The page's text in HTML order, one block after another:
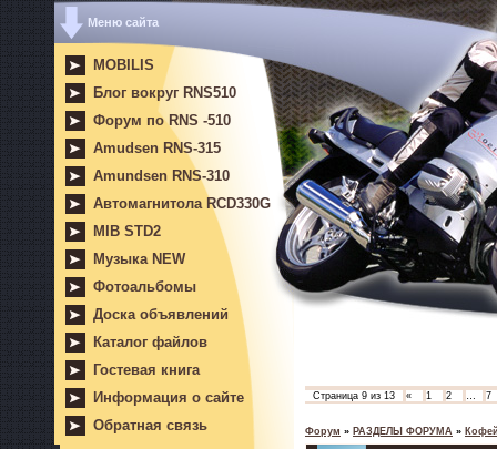
Меню сайта
MOBILIS
Блог вокруг RNS510
Форум по RNS -510
Amudsen RNS-315
Amundsen RNS-310
Автомагнитола RCD330G
MIB STD2
Музыка NEW
Фотоальбомы
Доска объявлений
Каталог файлов
Гостевая книга
Информация о сайте
Обратная связь
Страница 9 из 13 « 1 2 … 7
Форум » РАЗДЕЛЫ ФОРУМА »